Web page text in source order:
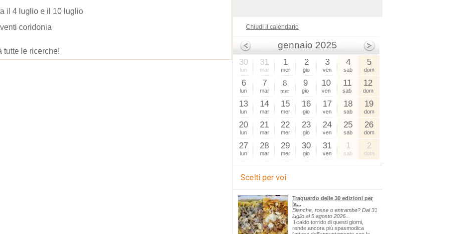
il 4 luglio e il 10 luglio
coridonia
tutte le ricerche!
Chiudi il calendario
gennaio 2025
30
lun
31
mar
1
mer
2
gio
3
ven
4
sab
5
dom
6
lun
7
mar
8
mer
9
gio
10
ven
11
sab
12
dom
13
lun
14
mar
15
mer
16
gio
17
ven
18
sab
19
dom
20
lun
21
mar
22
mer
23
gio
24
ven
25
sab
26
dom
27
lun
28
mar
29
mer
30
gio
31
ven
1
sab
2
dom
Scelti per voi
Traguardo delle 30 edizioni per
la...
Bianche, rosse o entrambe? Dal 31
luglio al 5 agosto 2026...
Il caldo torrido di questi giorni,
rende ancora più spasmodica